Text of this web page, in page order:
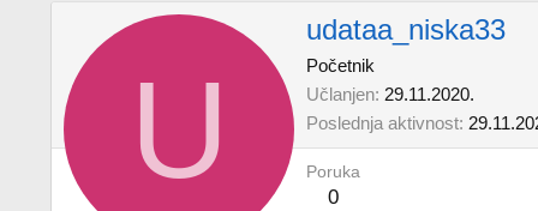
U
udataa_niska33
Početnik
Učlanjen 29.11.2020.
Poslednja aktivnost
Poruka
0